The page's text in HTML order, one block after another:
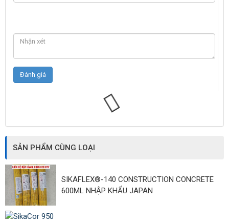
SẢN PHẨM CÙNG LOẠI
SIKAFLEX®-140 CONSTRUCTION CONCRETE
600ML NHẬP KHẨU JAPAN